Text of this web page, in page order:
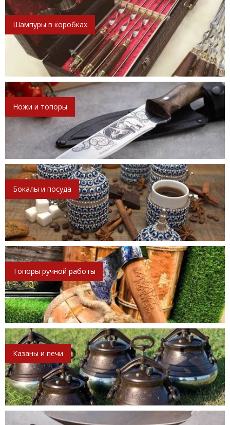
Шампуры в коробках
Ножи и топоры
Бокалы и посуда
Топоры ручной работы
Казаны и печи